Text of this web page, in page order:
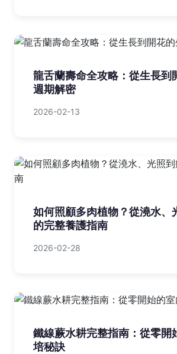
龍舌蘭壽命全攻略：從生長到
週期解密
2026-02-13
如何照顧多肉植物？從澆水、
的完整養護指南
2026-02-28
鐵線蕨水耕完整指南：從零開
培秘訣